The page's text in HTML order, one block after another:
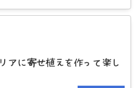
アに寄せ植えを作って楽し